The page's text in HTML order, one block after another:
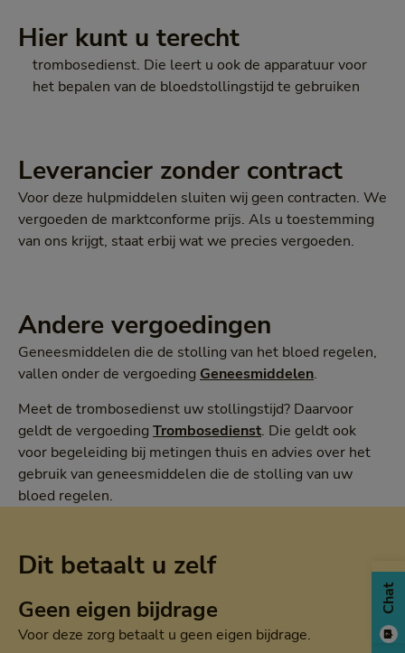
Hier kunt u terecht
trombosedienst. Die leert u ook de apparatuur voor
het bepalen van de bloedstollingstijd te gebruiken
Leverancier zonder contract
Voor deze hulpmiddelen sluiten wij geen contracten. We
vergoeden de marktconforme prijs. Als u toestemming
van ons krijgt, staat erbij wat we precies vergoeden.
Andere vergoedingen
Geneesmiddelen die de stolling van het bloed regelen,
vallen onder de vergoeding Geneesmiddelen.
Meet de trombosedienst uw stollingstijd? Daarvoor
geldt de vergoeding Trombosedienst. Die geldt ook
voor begeleiding bij metingen thuis en advies over het
gebruik van geneesmiddelen die de stolling van uw
bloed regelen.
Dit betaalt u zelf
Geen eigen bijdrage
Voor deze zorg betaalt u geen eigen bijdrage.
Chat